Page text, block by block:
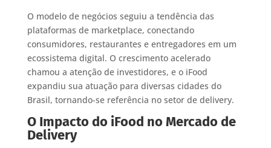
O modelo de negócios seguiu a tendência das
plataformas de marketplace, conectando
consumidores, restaurantes e entregadores em um
ecossistema digital. O crescimento acelerado
chamou a atenção de investidores, e o iFood
expandiu sua atuação para diversas cidades do
Brasil, tornando-se referência no setor de delivery.
O Impacto do iFood no Mercado de
Delivery